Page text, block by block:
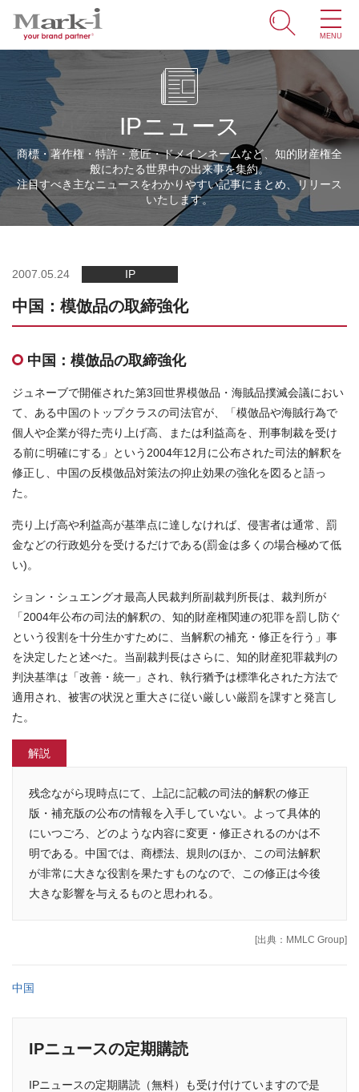
MENU
サービス
取引事例
商標・ブランドの豆知識
知財情報
ENGLISH
お問合せはこちら
資料ダウンロード
IPニュース
商標・著作権・特許・意匠・ドメインネームなど、知的財産権全
般にわたる世界中の出来事を集約。
注目すべき主なニュースをわかりやすい記事にまとめ、リリース
いたします。
2007.05.24 IP
中国：模倣品の取締強化
中国：模倣品の取締強化
ジュネーブで開催された第3回世界模倣品・海賊品撲滅会議におい
て、ある中国のトップクラスの司法官が、「模倣品や海賊行為で
個人や企業が得た売り上げ高、または利益高を、刑事制裁を受け
る前に明確にする」という2004年12月に公布された司法的解釈を
修正し、中国の反模倣品対策法の抑止効果の強化を図ると語っ
た。
売り上げ高や利益高が基準点に達しなければ、侵害者は通常、罰
金などの行政処分を受けるだけである(罰金は多くの場合極めて低
い)。
ション・シュエングオ最高人民裁判所副裁判所長は、裁判所が
「2004年公布の司法的解釈の、知的財産権関連の犯罪を罰し防ぐ
という役割を十分生かすために、当解釈の補充・修正を行う」事
を決定したと述べた。当副裁判長はさらに、知的財産犯罪裁判の
判決基準は「改善・統一」され、執行猶予は標準化された方法で
適用され、被害の状況と重大さに従い厳しい厳罰を課すと発言し
た。
解説
残念ながら現時点にて、上記に記載の司法的解釈の修正
版・補充版の公布の情報を入手していない。よって具体的
にいつごろ、どのような内容に変更・修正されるのかは不
明である。中国では、商標法、規則のほか、この司法解釈
が非常に大きな役割を果たすものなので、この修正は今後
大きな影響を与えるものと思われる。
[出典：MMLC Group]
中国
IPニュースの定期購読
IPニュースの定期購読（無料）も受け付けていますので是